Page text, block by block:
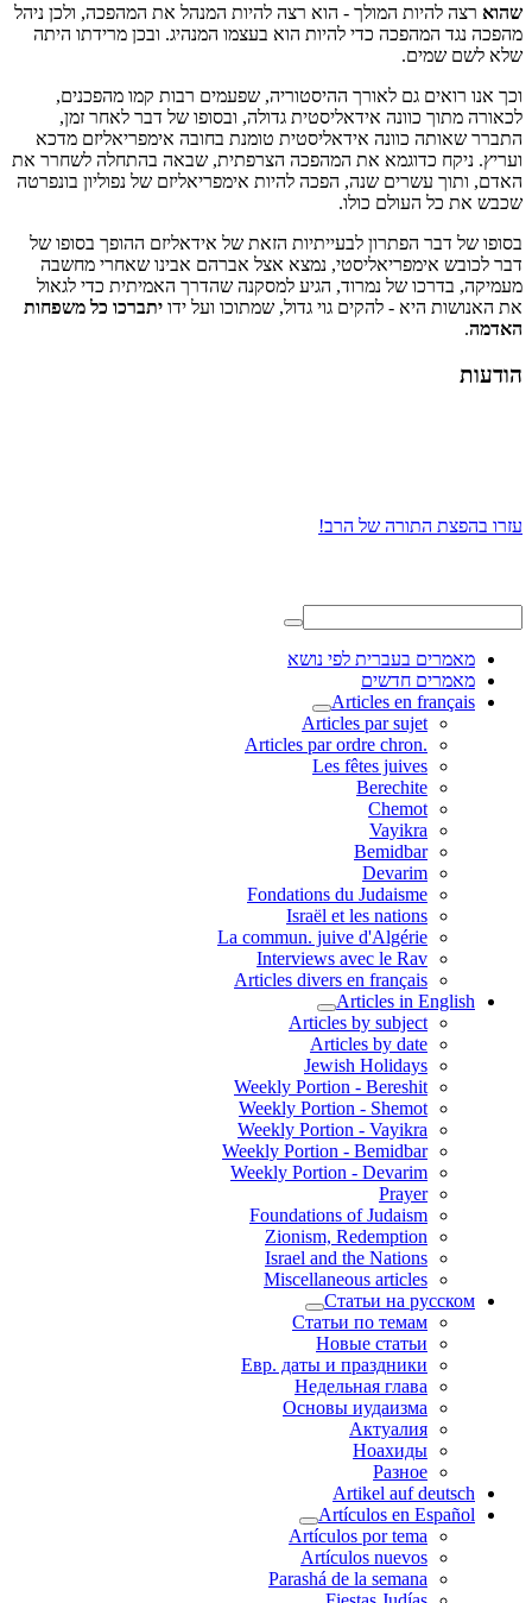
שהוא רצה להיות המולך - הוא רצה להיות המנהל את המהפכה, ולכן ניהל
מהפכה נגד המהפכה כדי להיות הוא בעצמו המנהיג. ובכן מרידתו היתה
שלא לשם שמים.
וכך אנו רואים גם לאורך ההיסטוריה, שפעמים רבות קמו מהפכנים,
לכאורה מתוך כוונה אידאליסטית גדולה, ובסופו של דבר לאחר זמן,
התברר שאותה כוונה אידאליסטית טומנת בחובה אימפריאליזם מדכא
ועריץ. ניקח כדוגמא את המהפכה הצרפתית, שבאה בהתחלה לשחרר את
האדם, ותוך עשרים שנה, הפכה להיות אימפריאליזם של נפוליון בונפרטה
שכבש את כל העולם כולו.
בסופו של דבר הפתרון לבעייתיות הזאת של אידאליזם ההופך בסופו של
דבר לכובש אימפריאליסטי, נמצא אצל אברהם אבינו שאחרי מחשבה
מעמיקה, בדרכו של נמרוד, הגיע למסקנה שהדרך האמיתית כדי לגאול
את האנושות היא - להקים גוי גדול, שמתוכו ועל ידו יתברכו כל משפחות
האדמה.
הודעות
עזרו בהפצת התורה של הרב!
מאמרים בעברית לפי נושא
מאמרים חדשים
Articles en français
Articles par sujet
.Articles par ordre chron
Les fêtes juives
Berechite
Chemot
Vayikra
Bemidbar
Devarim
Fondations du Judaisme
Israël et les nations
La commun. juive d'Algérie
Interviews avec le Rav
Articles divers en français
Articles in English
Articles by subject
Articles by date
Jewish Holidays
Weekly Portion - Bereshit
Weekly Portion - Shemot
Weekly Portion - Vayikra
Weekly Portion - Bemidbar
Weekly Portion - Devarim
Prayer
Foundations of Judaism
Zionism, Redemption
Israel and the Nations
Miscellaneous articles
Статьи на русском
Статьи по темам
Новые статьи
Евр. даты и праздники
Недельная глава
Основы иудаизма
Актуалия
Ноахиды
Разное
Artikel auf deutsch
Artículos en Español
Artículos por tema
Artículos nuevos
Parashá de la semana